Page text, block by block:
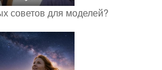
советов для моделей?